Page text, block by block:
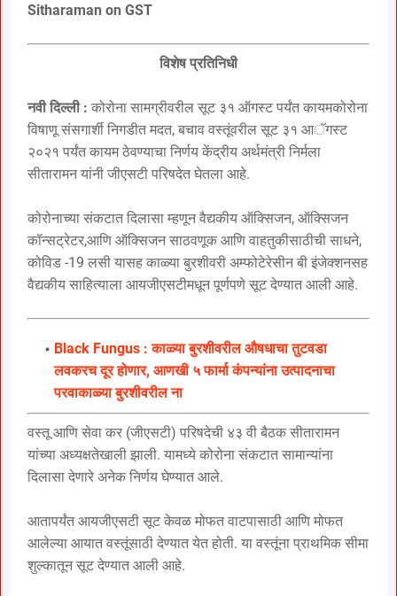
Sitharaman on GST
विशेष प्रतिनिधी
नवी दिल्ली : कोरोना सामग्रीवरील सूट ३१ ऑगस्ट पर्यंत कायमकोरोना
विषाणू संसगार्शी निगडीत मदत, बचाव वस्तूंवरील सूट ३१ आॅगस्ट
२०२१ पर्यंत कायम ठेवण्याचा निर्णय केंद्रीय अर्थमंत्री निर्मला
सीतारामन यांनी जीएसटी परिषदेत घेतला आहे.
कोरोनाच्या संकटात दिलासा म्हणून वैद्यकीय ऑक्सिजन, ऑक्सिजन
कॉन्सट्रेटर,आणि ऑक्सिजन साठवणूक आणि वाहतुकीसाठीची साधने,
कोविड -19 लसी यासह काळ्या बुरशीवरी अम्फोटेरेसीन बी इंजेक्शनसह
वैद्यकीय साहित्याला आयजीएसटीमधून पूर्णपणे सूट देण्यात आली आहे.
Black Fungus : काळ्या बुरशीवरील औषधाचा तुटवडा
लवकरच दूर होणार, आणखी ५ फार्मा कंपन्यांना उत्पादनाचा
परवाकाळ्या बुरशीवरील ना
वस्तू आणि सेवा कर (जीएसटी) परिषदेची ४३ वी बैठक सीतारामन
यांच्या अध्यक्षतेखाली झाली. यामध्ये कोरोना संकटात सामान्यांना
दिलासा देणारे अनेक निर्णय घेण्यात आले.
आतापर्यंत आयजीएसटी सूट केवळ मोफत वाटपासाठी आणि मोफत
आलेल्या आयात वस्तूंसाठी देण्यात येत होती. या वस्तूंना प्राथमिक सीमा
शुल्कातून सूट देण्यात आली आहे.